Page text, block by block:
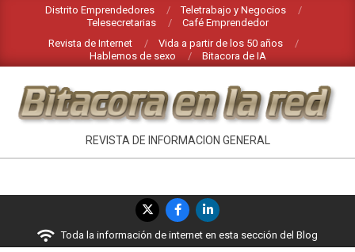
contenido
Distrito Emprendedores
Teletrabajo y Negocios
Telesecretarias
Café Emprendedor
Revista de Internet
Vida a partir de los 50 años
Hablemos de sexo
Bitacora de IA
BITACORA
LA
RED
REVISTA DE INFORMACION GENERAL
navegación
Toda la información de internet en esta sección del Blog